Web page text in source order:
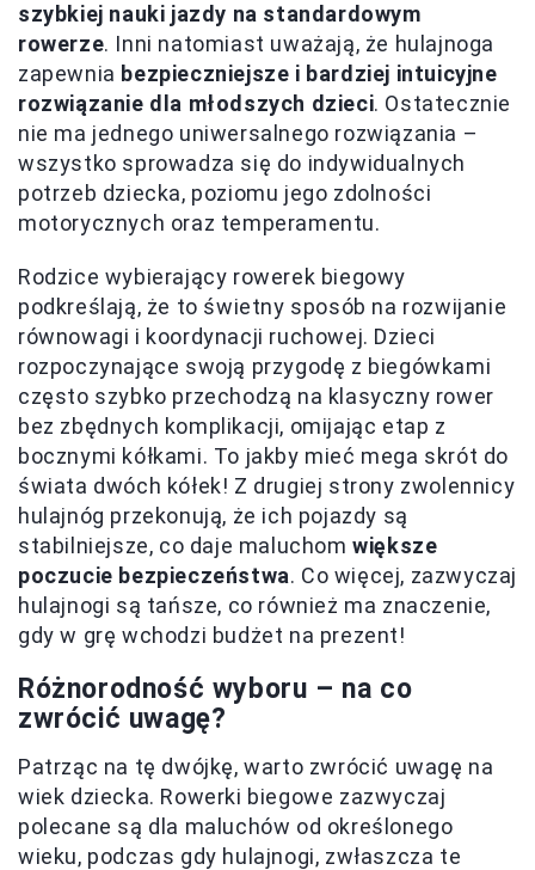
szybkiej nauki jazdy na standardowym
rowerze. Inni natomiast uważają, że hulajnoga
zapewnia bezpieczniejsze i bardziej intuicyjne
rozwiązanie dla młodszych dzieci. Ostatecznie
nie ma jednego uniwersalnego rozwiązania –
wszystko sprowadza się do indywidualnych
potrzeb dziecka, poziomu jego zdolności
motorycznych oraz temperamentu.
Rodzice wybierający rowerek biegowy
podkreślają, że to świetny sposób na rozwijanie
równowagi i koordynacji ruchowej. Dzieci
rozpoczynające swoją przygodę z biegówkami
często szybko przechodzą na klasyczny rower
bez zbędnych komplikacji, omijając etap z
bocznymi kółkami. To jakby mieć mega skrót do
świata dwóch kółek! Z drugiej strony zwolennicy
hulajnóg przekonują, że ich pojazdy są
stabilniejsze, co daje maluchomwiększe
poczucie bezpieczeństwa. Co więcej, zazwyczaj
hulajnogi są tańsze, co również ma znaczenie,
gdy w grę wchodzi budżet na prezent!
Różnorodność wyboru – na co
zwrócić uwagę?
Patrząc na tę dwójkę, warto zwrócić uwagę na
wiek dziecka. Rowerki biegowe zazwyczaj
polecane są dla maluchów od określonego
wieku, podczas gdy hulajnogi, zwłaszcza te